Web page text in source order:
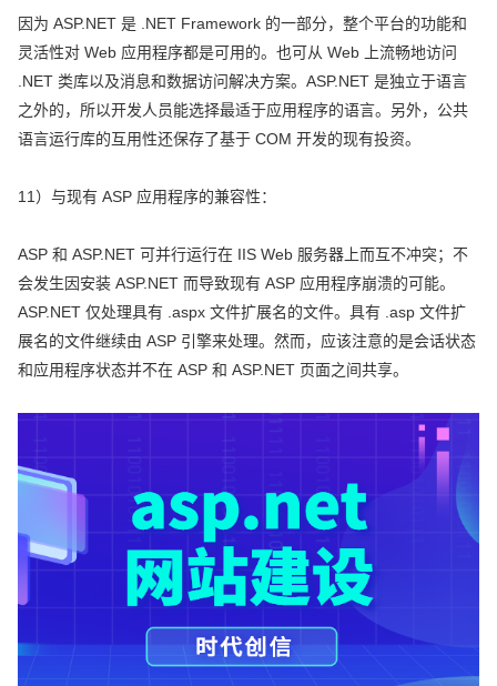
因为 ASP.NET 是 .NET Framework 的一部分，整个平台的功能和
灵活性对 Web 应用程序都是可用的。也可从 Web 上流畅地访问
.NET 类库以及消息和数据访问解决方案。ASP.NET 是独立于语言
之外的，所以开发人员能选择最适于应用程序的语言。另外，公共
语言运行库的互用性还保存了基于 COM 开发的现有投资。
11）与现有 ASP 应用程序的兼容性：
ASP 和 ASP.NET 可并行运行在 IIS Web 服务器上而互不冲突；不
会发生因安装 ASP.NET 而导致现有 ASP 应用程序崩溃的可能。
ASP.NET 仅处理具有 .aspx 文件扩展名的文件。具有 .asp 文件扩
展名的文件继续由 ASP 引擎来处理。然而，应该注意的是会话状态
和应用程序状态并不在 ASP 和 ASP.NET 页面之间共享。